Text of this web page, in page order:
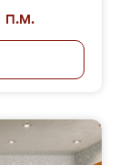
п.м.